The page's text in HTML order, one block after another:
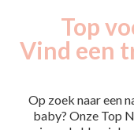
Top
Vind een
Op zoek naar een
baby? Onze Top